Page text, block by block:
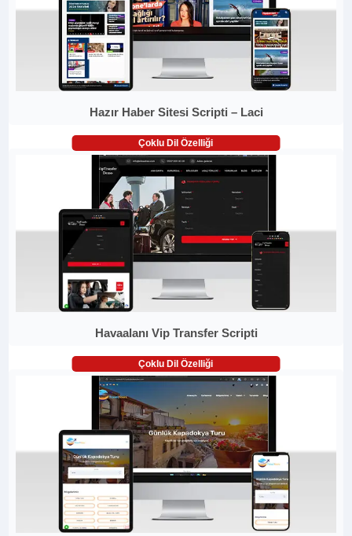
Hazır Haber Sitesi Scripti – Laci
Çoklu Dil Özelliği
Havaalanı Vip Transfer Scripti
Çoklu Dil Özelliği